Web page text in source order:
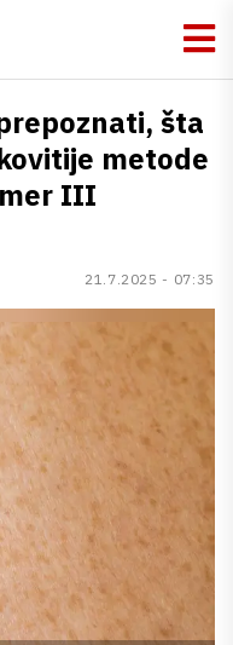
šta
metode
III
21.7.2025 - 07:35